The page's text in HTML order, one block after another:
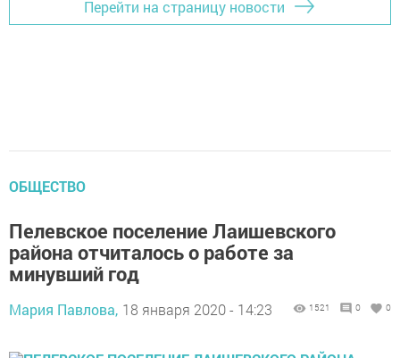
Перейти на страницу новости
ОБЩЕСТВО
Пелевское поселение Лаишевского
района отчиталось о работе за
минувший год
Мария Павлова, 18 января 2020 - 14:23 1521 0 0